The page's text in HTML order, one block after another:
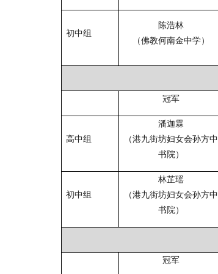
初中组
陈浩林
（佛教何南金中学）
冠军
高中组
潘迦霖
（港九街坊妇女会孙方中
书院）
初中组
林芷瑶
（港九街坊妇女会孙方中
书院）
冠军